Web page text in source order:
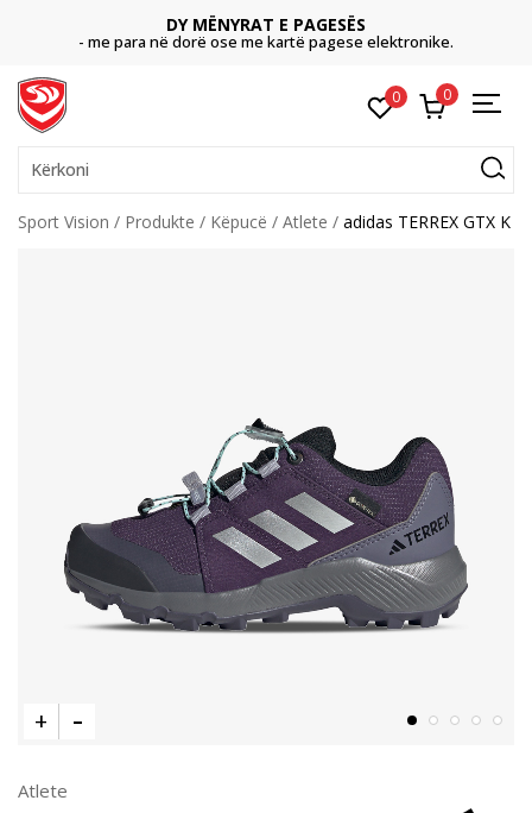
DY MËNYRAT E PAGESËS
- me para në dorë ose me kartë pagese elektronike.
0 0
Kërkoni
Sport Vision Produkte Këpucë Atlete adidas TERREX GTX K
Atlete